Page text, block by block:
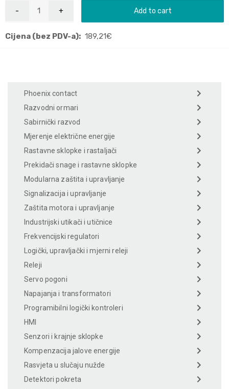
Add to cart
Cijena (bez PDV-a): 189,21€
Phoenix contact
Razvodni ormari
Sabirnički razvod
Mjerenje električne energije
Rastavne sklopke i rastaljači
Prekidači snage i rastavne sklopke
Modularna zaštita i upravljanje
Signalizacija i upravljanje
Zaštita motora i upravljanje
Industrijski utikači i utičnice
Frekvencijski regulatori
Logički, upravljački i mjerni releji
Releji
Servo pogoni
Napajanja i transformatori
Programibilni logički kontroleri
HMI
Senzori i krajnje sklopke
Kompenzacija jalove energije
Rasvjeta u slučaju nužde
Detektori pokreta